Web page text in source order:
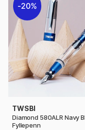
20%
TWSBI
Diamond 580ALR Navy
Fyllepenn